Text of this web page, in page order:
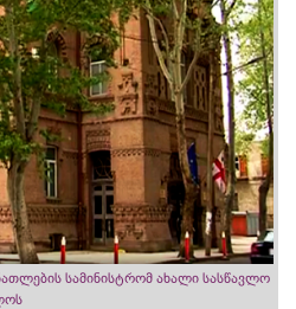
სამინისტრომ ახალი სასწავლო